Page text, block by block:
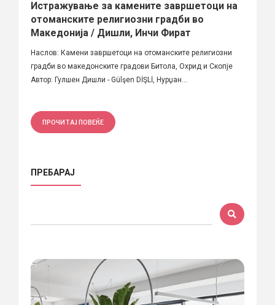
Истражување за камените завршетоци на
отоманските религиозни градби во
Македонија / Дишли, Инчи Фират
Наслов: Камени завршетоци на отоманските религиозни
градби во македонските градови Битола, Охрид и Скопје
Автор: Гулшен Дишли - Gülşen DİŞLİ, Нурџан...
ПРОЧИТАЈ ПОВЕЌЕ
ПРЕБАРАЈ